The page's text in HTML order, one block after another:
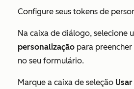
Configure seus tokens de
Na caixa de diálogo, selecione
personalização para
no seu formulário.
Marque a caixa de seleção